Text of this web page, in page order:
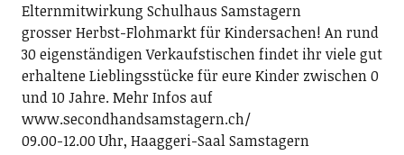
Elternmitwirkung Schulhaus Samstagern
grosser Herbst-Flohmarkt für Kindersachen! An rund
30 eigenständigen Verkaufstischen findet ihr viele gut
erhaltene Lieblingsstücke für eure Kinder zwischen 0
und 10 Jahre. Mehr Infos auf
www.secondhandsamstagern.ch/
09.00-12.00 Uhr, Haaggeri-Saal Samstagern